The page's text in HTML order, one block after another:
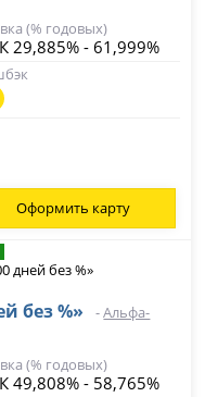
(% годовых)
29,885% - 61,999%
Оформить карту
без %» -Альфа-
(% годовых)
49,808% - 58,765%